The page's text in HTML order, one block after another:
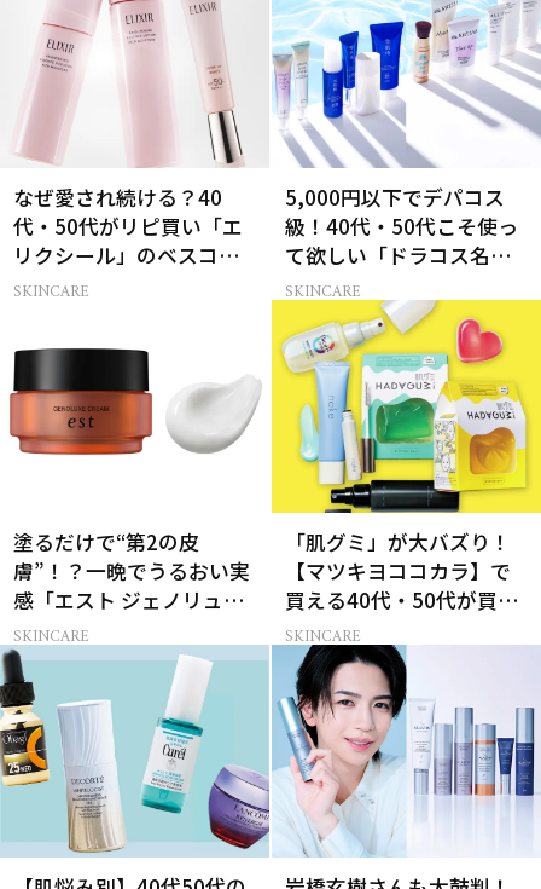
なぜ愛され続ける？40
代・50代がリピ買い「エ
リクシール」のベスコス
受賞名品3選
SKINCARE
5,000円以下でデパコス
級！40代・50代こそ使っ
て欲しい「ドラコス名品
UV」12選
SKINCARE
塗るだけで“第2の皮
膚”！？一晩でうるおい実
感「エスト ジェノリュク
ス クリーム」
SKINCARE
「肌グミ」が大バズり！
【マツキヨココカラ】で
買える40代・50代が買う
べき夏コスメ
SKINCARE